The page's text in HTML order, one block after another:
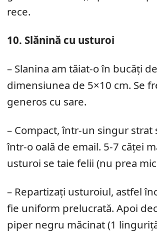
rece.
10. Slănină cu usturoi
– Slanina am tăiat-o în bucăți de
dimensiunea de 5×10 cm. Se
generos cu sare.
– Compact, într-un singur strat
într-o oală de email. 5-7 căței
usturoi se taie felii (nu prea
– Repartizați usturoiul, astfel
fie uniform prelucrată. Apoi
piper negru măcinat (1